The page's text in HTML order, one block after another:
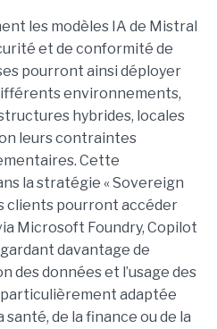
les modèles IA de Mistral
et de conformité de
pourront ainsi déployer
environnements,
hybrides, locales
leurs contraintes
Cette
la stratégie « Sovereign
clients pourront accéder
Microsoft Foundry, Copilot
davantage de
des données et l’usage des
adaptée
de la finance ou de la